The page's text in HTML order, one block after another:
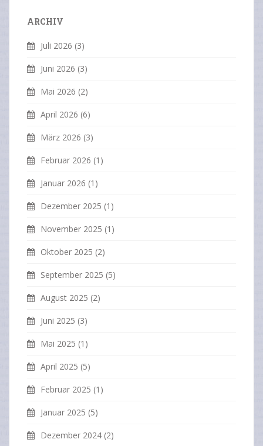
ARCHIV
Juli 2026 (3)
Juni 2026 (3)
Mai 2026 (2)
April 2026 (6)
März 2026 (3)
Februar 2026 (1)
Januar 2026 (1)
Dezember 2025 (1)
November 2025 (1)
Oktober 2025 (2)
September 2025 (5)
August 2025 (2)
Juni 2025 (3)
Mai 2025 (1)
April 2025 (5)
Februar 2025 (1)
Januar 2025 (5)
Dezember 2024 (2)